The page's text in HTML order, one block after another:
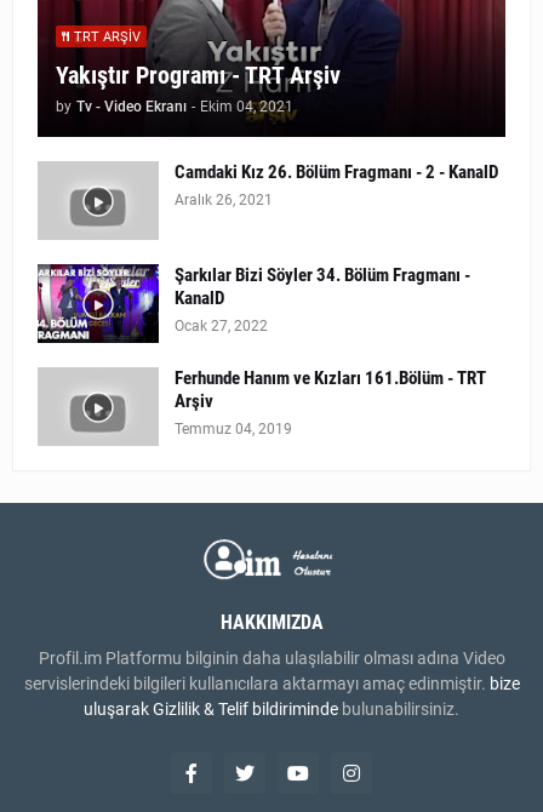
TRT ARŞIV
Yakıştır Programı - TRT Arşiv
by Tv - Video Ekranı - Ekim 04, 2021
Camdaki Kız 26. Bölüm Fragmanı - 2 - KanalD
Aralık 26, 2021
Şarkılar Bizi Söyler 34. Bölüm Fragmanı -
KanalD
Ocak 27, 2022
Ferhunde Hanım ve Kızları 161.Bölüm - TRT
Arşiv
Temmuz 04, 2019
HAKKIMIZDA
Profil.im Platformu bilginin daha ulaşılabilir olması adına Video
servislerindeki bilgileri kullanıcılara aktarmayı amaç edinmiştir. bize
uluşarakGizlilik & Telif bildiriminde bulunabilirsiniz.